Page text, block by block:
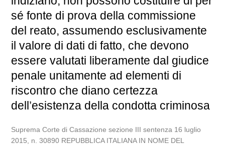
sé fonte di prova della commissione
del reato, assumendo esclusivamente
il valore di dati di fatto, che devono
essere valutati liberamente dal giudice
penale unitamente ad elementi di
riscontro che diano certezza
dell’esistenza della condotta criminosa
Suprema Corte di Cassazione sezione III sentenza 16 luglio
2015, n. 30890 REPUBBLICA ITALIANA IN NOME DEL